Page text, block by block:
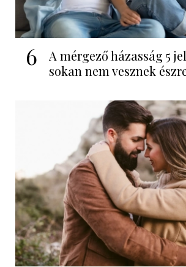
6
A mérgező házasság 5
sokan nem vesznek